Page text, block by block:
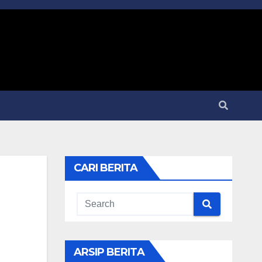
CARI BERITA
ARSIP BERITA